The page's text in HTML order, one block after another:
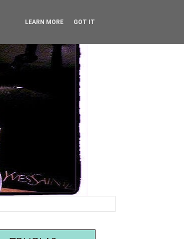
LEARN MORE GOT IT